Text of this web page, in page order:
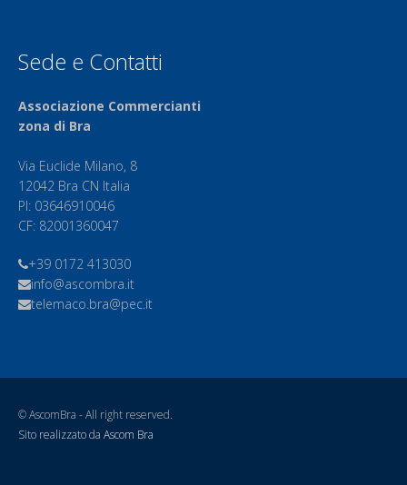
Sede e Contatti
Associazione Commercianti
zona di Bra
Via Euclide Milano, 8
12042 Bra CN Italia
PI: 03646910046
CF: 82001360047
+39 0172 413030
info@ascombra.it
telemaco.bra@pec.it
© AscomBra - All right reserved.
Sito realizzato da Ascom Bra